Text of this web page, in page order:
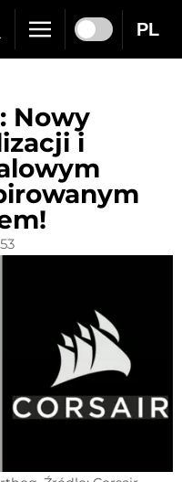
PL
Nowy
i